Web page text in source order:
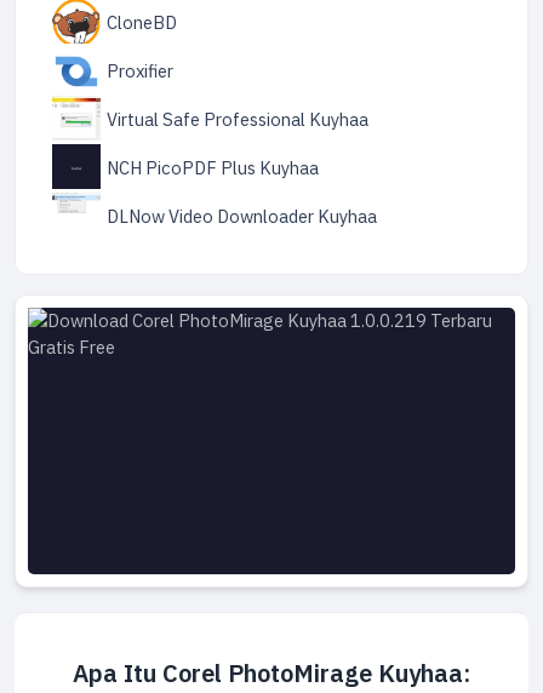
Apa Itu Corel PhotoMirage Kuyhaa:
CloneBD
Proxifier
Virtual Safe Professional Kuyhaa
NCH PicoPDF Plus Kuyhaa
DLNow Video Downloader Kuyhaa